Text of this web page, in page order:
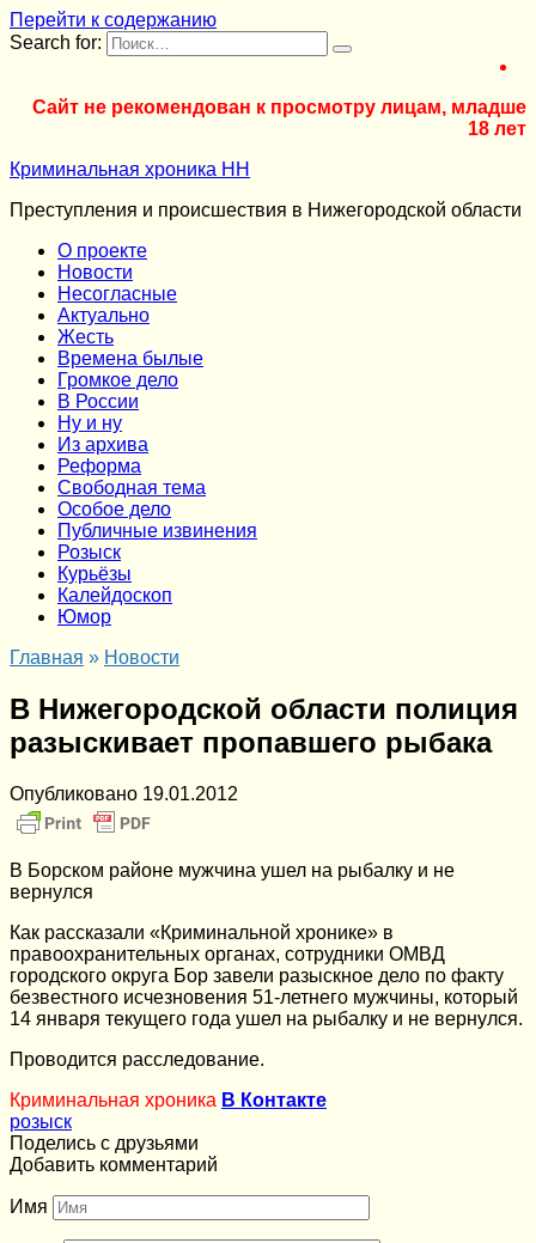
Перейти к содержанию
Search for:
Сайт не рекомендован к просмотру лицам, младше
18 лет
Криминальная хроника НН
Преступления и происшествия в Нижегородской области
О проекте
Новости
Несогласные
Актуально
Жесть
Времена былые
Громкое дело
В России
Ну и ну
Из архива
Реформа
Cвободная тема
Особое дело
Публичные извинения
Розыск
Курьёзы
Калейдоскоп
Юмор
Главная » Новости
В Нижегородской области полиция
разыскивает пропавшего рыбака
Опубликовано 19.01.2012
В Борском районе мужчина ушел на рыбалку и не
вернулся
Как рассказали «Криминальной хронике» в
правоохранительных органах, сотрудники ОМВД
городского округа Бор завели разыскное дело по факту
безвестного исчезновения 51-летнего мужчины, который
14 января текущего года ушел на рыбалку и не вернулся.
Проводится расследование.
Криминальная хроника В Контакте
розыск
Поделись с друзьями
Добавить комментарий
Имя